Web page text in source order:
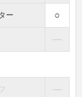
ー ○
―
―